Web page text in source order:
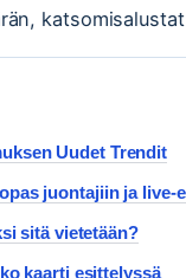
Uudet Trendit
juontajiin ja live-
sitä vietetään?
kaarti esittelyssä